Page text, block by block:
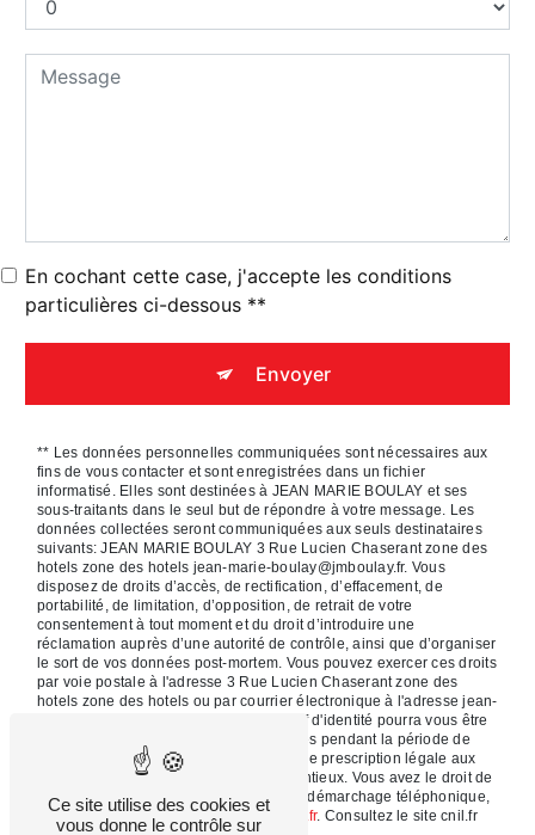
En cochant cette case, j'accepte les conditions
particulières ci-dessous **
Envoyer
** Les données personnelles communiquées sont nécessaires aux
fins de vous contacter et sont enregistrées dans un fichier
informatisé. Elles sont destinées à JEAN MARIE BOULAY et ses
sous-traitants dans le seul but de répondre à votre message. Les
données collectées seront communiquées aux seuls destinataires
suivants: JEAN MARIE BOULAY 3 Rue Lucien Chaserant zone des
hotels zone des hotels jean-marie-boulay@jmboulay.fr. Vous
disposez de droits d’accès, de rectification, d’effacement, de
portabilité, de limitation, d’opposition, de retrait de votre
consentement à tout moment et du droit d’introduire une
réclamation auprès d’une autorité de contrôle, ainsi que d’organiser
le sort de vos données post-mortem. Vous pouvez exercer ces droits
par voie postale à l'adresse 3 Rue Lucien Chaserant zone des
hotels zone des hotels ou par courrier électronique à l'adresse jean-
marie-boulay@jmboulay.fr. Un justificatif d'identité pourra vous être
demandé. Nous conservons vos données pendant la période de
prise de contact puis pendant la durée de prescription légale aux
fins probatoires et de gestion des contentieux. Vous avez le droit de
vous inscrire sur la liste d'opposition au démarchage téléphonique,
disponible à cette adresse:Bloctel.gouv.fr. Consultez le site cnil.fr
Ce site utilise des cookies et
vous donne le contrôle sur